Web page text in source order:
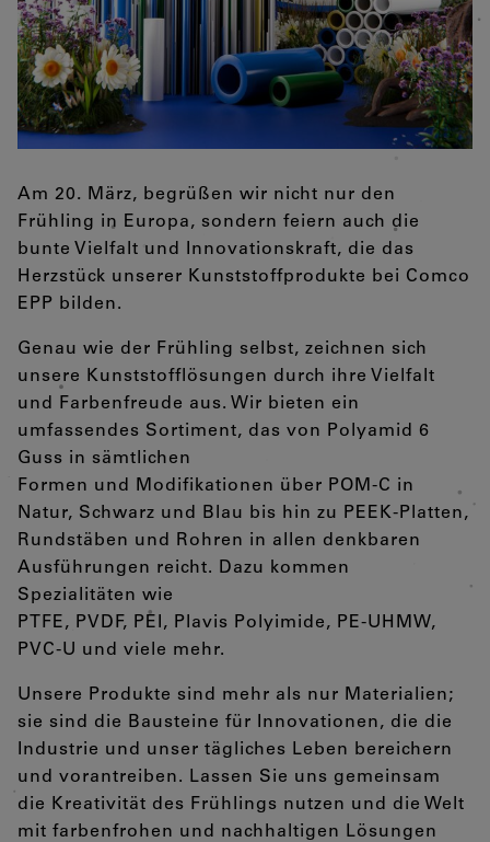
Am 20. März, begrüßen wir nicht nur den
Frühling in Europa, sondern feiern auch die
bunte Vielfalt und Innovationskraft, die das
Herzstück unserer Kunststoffprodukte bei Comco
EPP bilden.
Genau wie der Frühling selbst, zeichnen sich
unsere Kunststofflösungen durch ihre Vielfalt
und Farbenfreude aus. Wir bieten ein
umfassendes Sortiment, das von Polyamid 6
Guss in sämtlichen
Formen und Modifikationen über POM-C in
Natur, Schwarz und Blau bis hin zu PEEK-Platten,
Rundstäben und Rohren in allen denkbaren
Ausführungen reicht. Dazu kommen
Spezialitäten wie
PTFE, PVDF, PEI, Plavis Polyimide, PE-UHMW,
PVC-U und viele mehr.
Unsere Produkte sind mehr als nur Materialien;
sie sind die Bausteine für Innovationen, die die
Industrie und unser tägliches Leben bereichern
und vorantreiben. Lassen Sie uns gemeinsam
die Kreativität des Frühlings nutzen und die Welt
mit farbenfrohen und nachhaltigen Lösungen